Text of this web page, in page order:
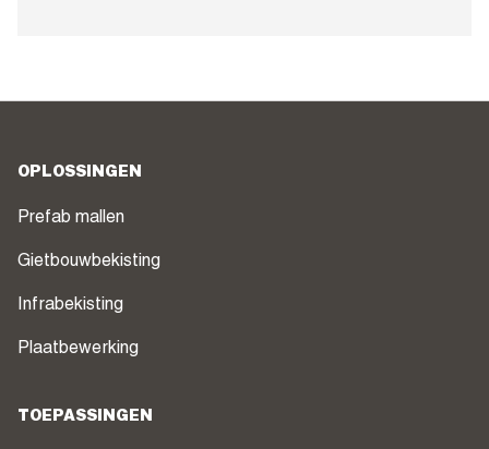
OPLOSSINGEN
Prefab mallen
Gietbouwbekisting
Infrabekisting
Plaatbewerking
TOEPASSINGEN